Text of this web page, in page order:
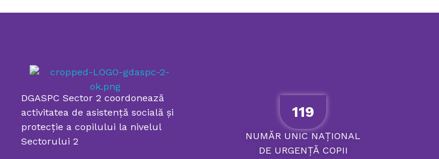
Directia Generala de Asistenta Sociala si Protectia Copilului Sector 2
DGASPC Sector 2 coordonează
activitatea de asistenţă socială şi
protecţie a copilului la nivelul
Sectorului 2
119
NUMĂR UNIC NAȚIONAL
DE URGENȚĂ COPII